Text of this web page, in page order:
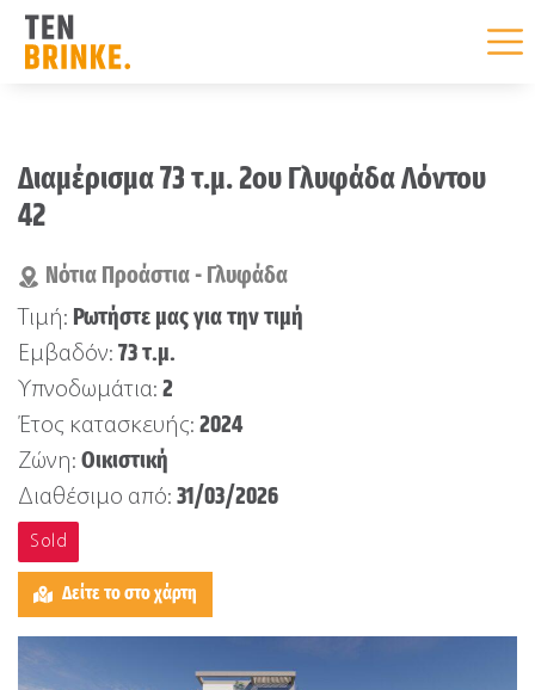
content
Διαμέρισμα 73 τ.μ. 2ου Γλυφάδα Λόντου
42
Νότια Προάστια - Γλυφάδα
Τιμή: Ρωτήστε μας για την τιμή
Εμβαδόν: 73 τ.μ.
Υπνοδωμάτια: 2
Έτος κατασκευής: 2024
Ζώνη: Οικιστική
Διαθέσιμο από: 31/03/2026
Sold
Δείτε το στο χάρτη